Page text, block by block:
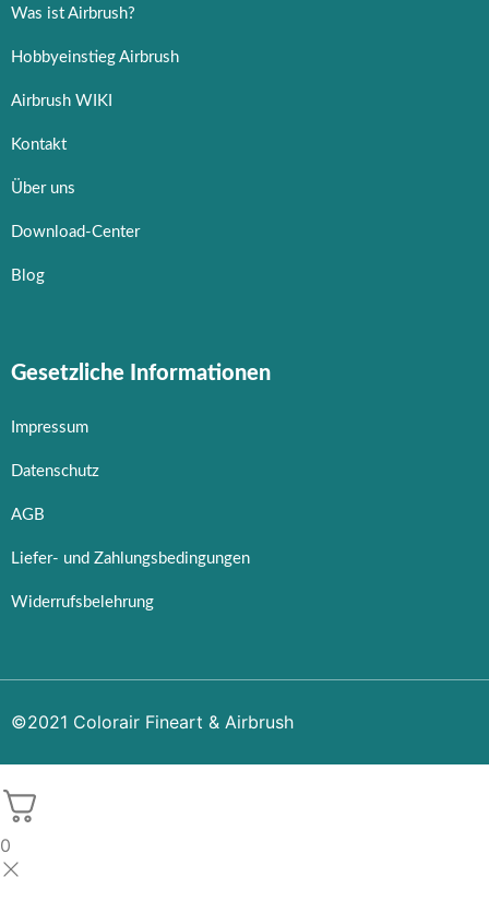
Was ist Airbrush?
Hobbyeinstieg Airbrush
Airbrush WIKI
Kontakt
Über uns
Download-Center
Blog
Gesetzliche Informationen
Impressum
Datenschutz
AGB
Liefer- und Zahlungsbedingungen
Widerrufsbelehrung
©2021 Colorair Fineart & Airbrush
0